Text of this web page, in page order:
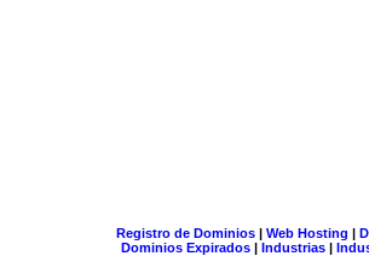
Registro de Dominios| Web Hosting |
Dominios Expirados | Industrias |